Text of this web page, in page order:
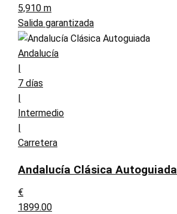
5,910 m
Salida garantizada
Andalucía
7 días
Intermedio
Carretera
Andalucía Clásica Autoguiada
€
1899.00